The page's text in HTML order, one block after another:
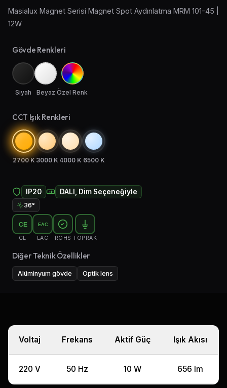
Aplik Aydınlatma
Endüstriyel Aydınlatma
Acil Aydınlatma ve Yönlendirmeler
Masialux Magnet Serisi Magnet Spot Aydınlatma MRM 101-45 |
12W
Gövde Renkleri
Siyah Beyaz Özel Renk
CCT Işık Renkleri
2700 K 3000 K 4000 K 6500 K
IP20 DALI, Dim Seçeneğiyle
36°
CE
CE
EAC
EAC ROHS TOPRAK
Diğer Teknik Özellikler
Alüminyum gövde Optik lens
Voltaj Frekans Aktif Güç Işık Akısı
220 V 50 Hz 10 W 656 lm